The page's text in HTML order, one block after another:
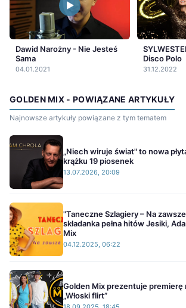
Dawid Narożny - Nie Jesteś
Sama
04.01.2021
Disco Polo
31.12.2022
GOLDEN MIX - POWIĄZANE ARTYKUŁY
Najnowsze artykuły powiązane z tym tematem
„Niech wiruje świat" to nowa
krążku 19 piosenek
13.07.2026, 20:09
"Taneczne Szlagiery – Na
składanka pełna hitów Jesiki,
Mix
04.12.2025, 06:22
Golden Mix prezentuje premierę
„Włoski flirt”